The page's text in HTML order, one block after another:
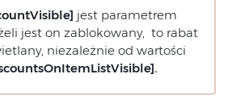
jest parametrem
jest on zablokowany, to rabat
niezależnie od wartości